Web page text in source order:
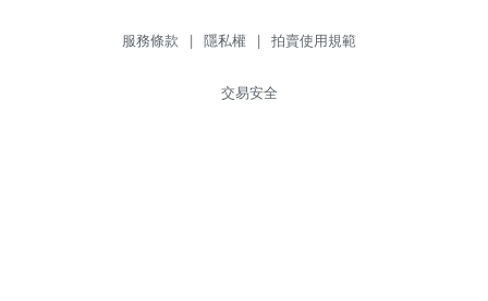
服務條款 | 隱私權 | 拍賣使用規範
交易安全